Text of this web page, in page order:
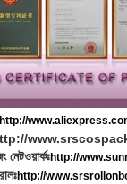
http://
নেটওয়ার্কঃhttp://
http://